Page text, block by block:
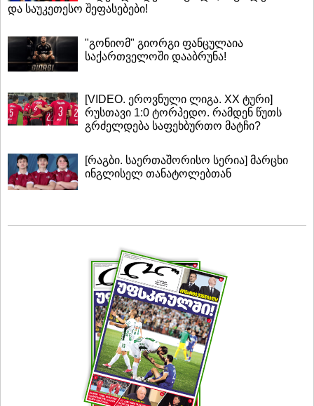
და საუკეთესო შეფასებები!
"გონიომ" გიორგი ფანცულაია
საქართველოში დააბრუნა!
[VIDEO. ეროვნული ლიგა. XX ტური]
რუსთავი 1:0 ტორპედო. რამდენ წუთს
გრძელდება საფეხბურთო მატჩი?
[რაგბი. საერთაშორისო სერია] მარცხი
ინგლისელ თანატოლებთან